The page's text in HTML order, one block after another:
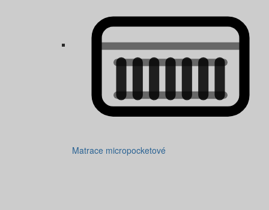
Matrace micropocketové